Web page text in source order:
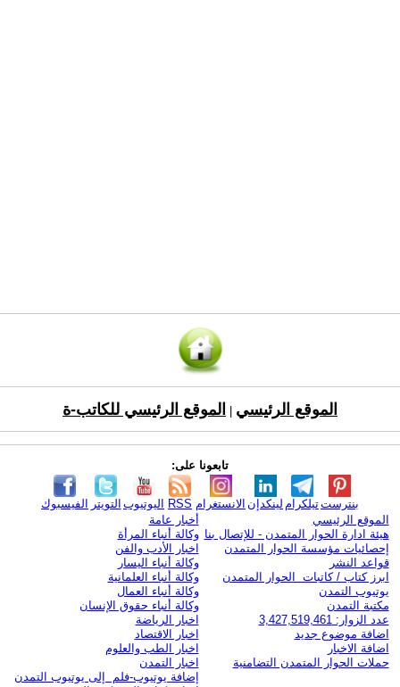
الموقع الرئيسي الموقع الرئيسي للكاتب-ة
تابعونا على:
الفيسبوك التويتر اليوتيوب RSS الانستغرام لينكدإن تيلكرامبنترست
الموقع الرئيسي
هيئة ادارة الحوار المتمدن - للإتصال بنا
إحصائيات مؤسسة الحوار المتمدن
قواعد النشر
ابرز كتاب / كاتبات الحوار المتمدن
يوتيوب التمدن
مكتبة التمدن
عدد الزوار: 3,427,519,461
اضافة موضوع جديد
اضافة الاخبار
حملات الحوار المتمدن التضامنية
أخبار عامة
وكالة أنباء المرأة
اخبار الأدب والفن
وكالة أنباء اليسار
وكالة أنباء العلمانية
وكالة أنباء العمال
وكالة أنباء حقوق الإنسان
اخبار الرياضة
اخبار الاقتصاد
اخبار الطب والعلوم
اخبار التمدن
إضافة يوتيوب-فلم إلى يوتيوب التمدن